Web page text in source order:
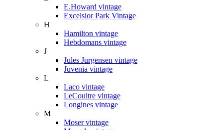
E.Howard vintage
Excelsior Park Vintage
H
Hamilton vintage
Hebdomans vintage
J
Jules Jurgensen vintage
Juvenia vintage
L
Laco vintage
LeCoultre vintage
Longines vintage
M
Moser vintage